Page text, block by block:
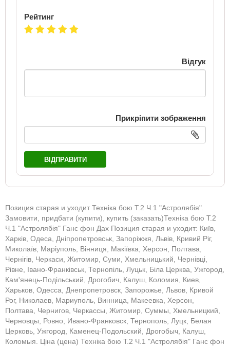
Рейтинг
Відгук
Прикріпити зображення
ВІДПРАВИТИ
Позиция старая и уходит Техніка бою Т.2 Ч.1 "Астролябія".
Замовити, придбати (купити), купить (заказать)Техніка бою Т.2
Ч.1 "Астролябія" Ганс фон Дах Позиция старая и уходит: Київ,
Харків, Одеса, Дніпропетровськ, Запоріжжя, Львів, Кривий Ріг,
Миколаїв, Маріуполь, Вінниця, Макіївка, Херсон, Полтава,
Чернігів, Черкаси, Житомир, Суми, Хмельницький, Чернівці,
Рівне, Івано-Франківськ, Тернопіль, Луцьк, Біла Церква, Ужгород,
Кам'янець-Подільський, Дрогобич, Калуш, Коломия, Киев,
Харьков, Одесса, Днепропетровск, Запорожье, Львов, Кривой
Рог, Николаев, Мариуполь, Винница, Макеевка, Херсон,
Полтава, Чернигов, Черкассы, Житомир, Суммы, Хмельницкий,
Черновцы, Ровно, Ивано-Франковск, Тернополь, Луцк, Белая
Церковь, Ужгород, Каменец-Подольский, Дрогобыч, Калуш,
Коломыя. Ціна (цена) Техніка бою Т.2 Ч.1 "Астролябія" Ганс фон